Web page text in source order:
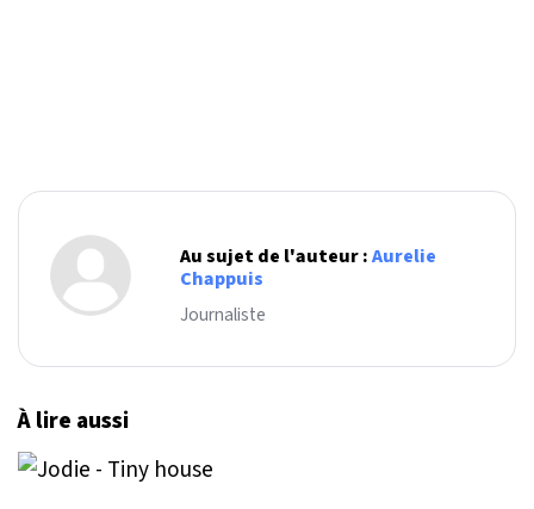
Au sujet de l'auteur :Aurelie
Chappuis
Journaliste
À lire aussi